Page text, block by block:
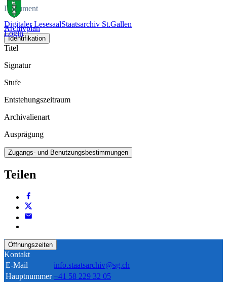
Digitaler LesesaalStaatsarchiv St.Gallen
Login
Dokument
Archivplan
Identifikation
Titel
Signatur
Stufe
Entstehungszeitraum
Archivalienart
Ausprägung
Zugangs- und Benutzungsbestimmungen
Teilen
Öffnungszeiten
Kontakt
E-Mail
info.staatsarchiv@sg.ch
Hauptnummer +41 58 229 32 05